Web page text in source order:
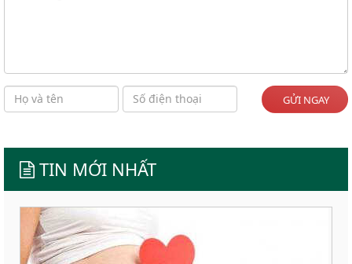
GỬI NGAY
TIN MỚI NHẤT